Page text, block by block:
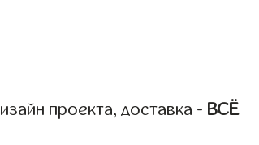
проекта, доставка - ВСЁ